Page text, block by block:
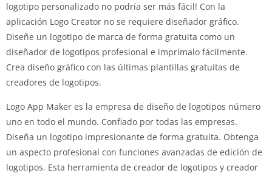
logotipo personalizado no podría ser más fácil! Con la
aplicación Logo Creator no se requiere diseñador gráfico.
Diseñe un logotipo de marca de forma gratuita como un
diseñador de logotipos profesional e imprímalo fácilmente.
Crea diseño gráfico con las últimas plantillas gratuitas de
creadores de logotipos.
Logo App Maker es la empresa de diseño de logotipos número
uno en todo el mundo. Confiado por todas las empresas.
Diseña un logotipo impresionante de forma gratuita. Obtenga
un aspecto profesional con funciones avanzadas de edición de
logotipos. Esta herramienta de creador de logotipos y creador